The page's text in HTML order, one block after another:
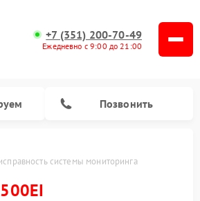
+7 (351) 200-70-49
Ежедневно с 9:00 до 21:00
Позвонить
системы мониторинга